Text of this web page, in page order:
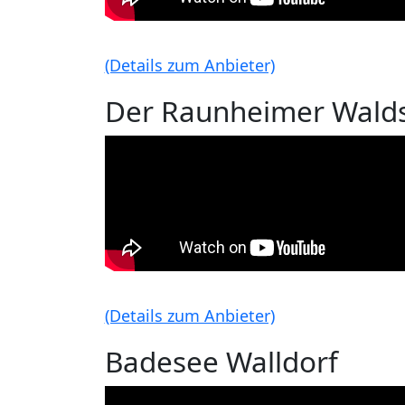
(Details zum Anbieter)
Der Raunheimer
(Details zum Anbieter)
Badesee Walldorf